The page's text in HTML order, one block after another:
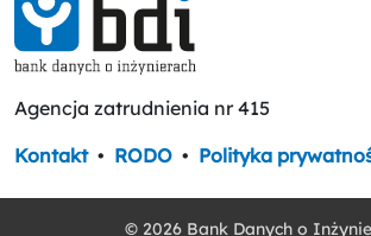
Agencja zatrudnienia nr 415
Kontakt • RODO • Polityka
© 2026 Bank Danych o